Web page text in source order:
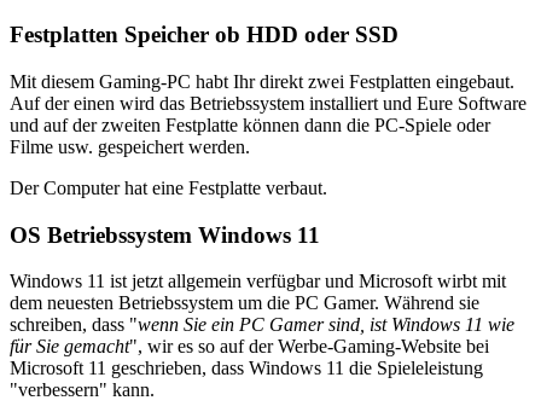
Festplatten Speicher ob HDD oder SSD
Mit diesem Gaming-PC habt Ihr direkt zwei Festplatten eingebaut.
Auf der einen wird das Betriebssystem installiert und Eure Software
und auf der zweiten Festplatte können dann die PC-Spiele oder
Filme usw. gespeichert werden.
Der Computer hat eine Festplatte verbaut.
OS Betriebssystem Windows 11
Windows 11 ist jetzt allgemein verfügbar und Microsoft wirbt mit
dem neuesten Betriebssystem um die PC Gamer. Während sie
schreiben, dass "wenn Sie ein PC Gamer sind, ist Windows 11 wie
für Sie gemacht", wir es so auf der Werbe-Gaming-Website bei
Microsoft 11 geschrieben, dass Windows 11 die Spieleleistung
"verbessern" kann.